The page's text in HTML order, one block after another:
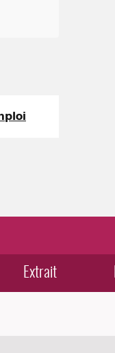
Extrait